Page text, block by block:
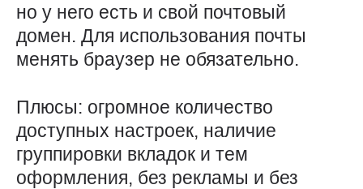
но у него есть и свой почтовый
домен. Для использования почты
менять браузер не обязательно.
Плюсы: огромное количество
доступных настроек, наличие
группировки вкладок и тем
оформления, без рекламы и без